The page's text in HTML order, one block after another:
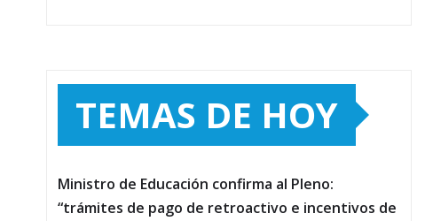
TEMAS DE HOY
Ministro de Educación confirma al Pleno:
“trámites de pago de retroactivo e incentivos de